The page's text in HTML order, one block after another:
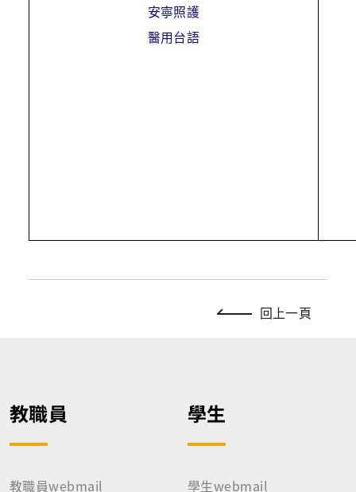
安寧照護
醫用台語
回上一頁
教職員
教職員webmail
學生
學生webmail